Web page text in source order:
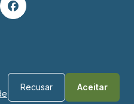

Recusar Aceitar